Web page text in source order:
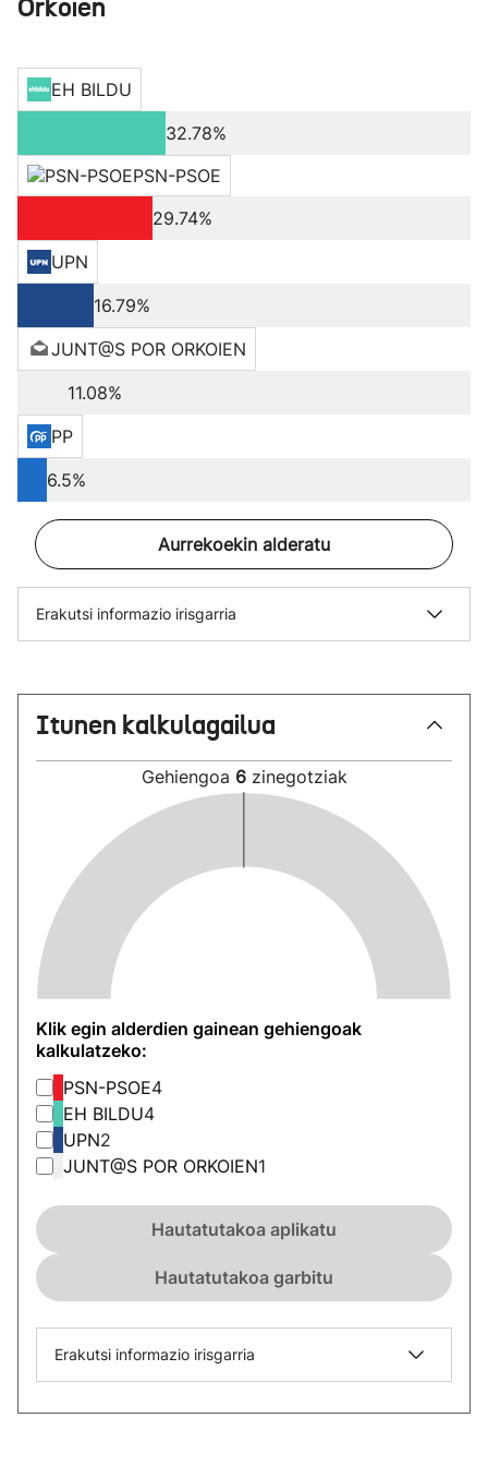
Orkoien
EH BILDU
32.78%
PSN-PSOE
29.74%
UPN
16.79%
JUNT@S POR ORKOIEN
11.08%
PP
6.5%
Aurrekoekin alderatu
Erakutsi informazio irisgarria
Itunen kalkulagailua
Gehiengoa 6 zinegotziak
Klik egin alderdien gainean gehiengoak
kalkulatzeko:
PSN-PSOE4
EH BILDU4
UPN2
JUNT@S POR ORKOIEN1
Hautatutakoa aplikatu
Hautatutakoa garbitu
Erakutsi informazio irisgarria